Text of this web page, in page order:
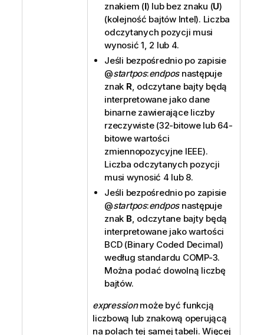
znakiem (I) lub bez znaku (U)
(kolejność bajtów Intel). Liczba
odczytanych pozycji musi
wynosić 1, 2 lub 4.
Jeśli bezpośrednio po zapisie
@startpos:endposnastępuje
znak R, odczytane bajty będą
interpretowane jako dane
binarne zawierające liczby
rzeczywiste (32-bitowe lub 64-
bitowe wartości
zmiennopozycyjne IEEE).
Liczba odczytanych pozycji
musi wynosić 4 lub 8.
Jeśli bezpośrednio po zapisie
@startpos:endposnastępuje
znak B, odczytane bajty będą
interpretowane jako wartości
BCD (Binary Coded Decimal)
według standardu COMP-3.
Można podać dowolną liczbę
bajtów.
expressionmoże być funkcją
liczbową lub znakową operującą
na polach tej samej tabeli. Więcej